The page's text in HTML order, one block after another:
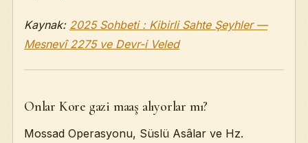
Kaynak: 2025 Sohbeti : Kibirli Sahte Şeyhler —
Mesnevî 2275 ve Devr-i Veled
Onlar Kore gazi maaş alıyorlar mı?
Mossad Operasyonu, Süslü Asâlar ve Hz.